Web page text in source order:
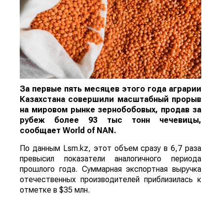
За первые пять месяцев этого года аграрии
Казахстана совершили масштабный прорыв
на мировом рынке зернобобовых, продав за
рубеж более 93 тыс тонн чечевицы,
сообщает World of NAN .
По данным Lsm.kz, этот объем сразу в 6,7 раза
превысил показатели аналогичного периода
прошлого года. Суммарная экспортная выручка
отечественных производителей приблизилась к
отметке в $35 млн.